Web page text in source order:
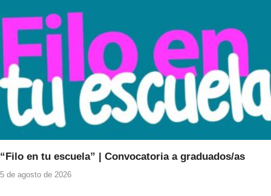
“Filo en tu escuela” | Convocatoria a graduados/as
5 de agosto de 2026